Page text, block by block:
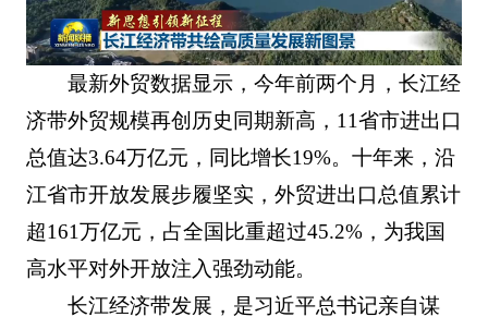
最新外贸数据显示，今年前两个月，长江经
济带外贸规模再创历史同期新高，11省市进出口
总值达3.64万亿元，同比增长19%。十年来，沿
江省市开放发展步履坚实，外贸进出口总值累计
超161万亿元，占全国比重超过45.2%，为我国
高水平对外开放注入强劲动能。
长江经济带发展，是习近平总书记亲自谋